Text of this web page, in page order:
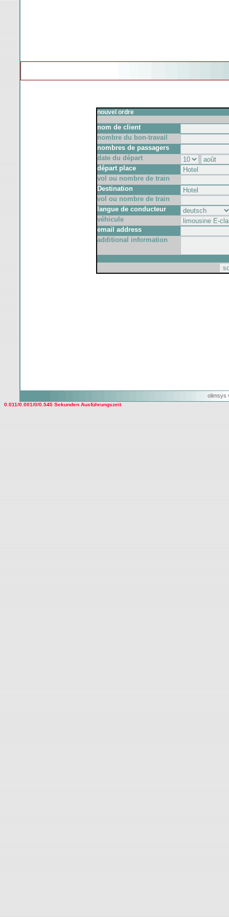
nouvel ordre
nom de client
nombre du bon-travail
nombres de passagers
date du départ
départ place
vol ou nombre de train
Destination
vol ou nombre de train
langue de conducteur
véhicule
email address
additional information
olimsys
0.011/0.001/0/0.545 Sekunden Ausführungszeit